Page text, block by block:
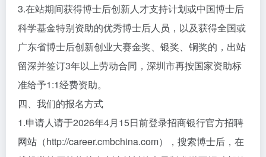
3.在站期间获得博士后创新人才支持计划或中国博士后
科学基金特别资助的优秀博士后人员，以及获得全国或
广东省博士后创新创业大赛金奖、银奖、铜奖的，出站
留深并签订3年以上劳动合同，深圳市再按国家资助标
准给予1:1经费资助。
四、我们的报名方式
1.申请人请于2026年4月15日前登录招商银行官方招聘
网站（http://career.cmbchina.com），搜索博士后，在